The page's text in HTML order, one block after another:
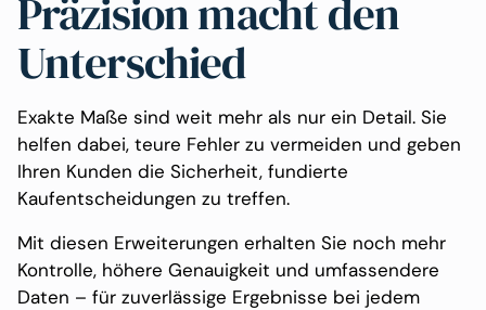
Präzision macht den
Unterschied
Exakte Maße sind weit mehr als nur ein Detail. Sie
helfen dabei, teure Fehler zu vermeiden und geben
Ihren Kunden die Sicherheit, fundierte
Kaufentscheidungen zu treffen.
Mit diesen Erweiterungen erhalten Sie noch mehr
Kontrolle, höhere Genauigkeit und umfassendere
Daten – für zuverlässige Ergebnisse bei jedem